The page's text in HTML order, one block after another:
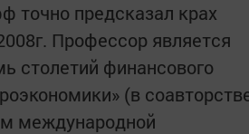
точно предсказал крах
Профессор является
столетий финансового
(в
международной